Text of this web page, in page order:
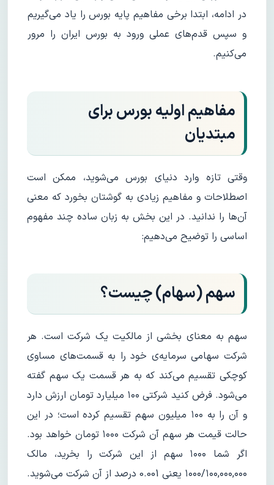
در ادامه، ابتدا برخی مفاهیم پایه بورس را یاد می‌گیریم
و سپس قدم‌های عملی ورود به بورس ایران را مرور
می‌کنیم.
مفاهیم اولیه بورس برای
مبتدیان
وقتی تازه وارد دنیای بورس می‌شوید، ممکن است
اصطلاحات و مفاهیم زیادی به گوشتان بخورد که معنی
آن‌ها را ندانید. در این بخش به زبان ساده چند مفهوم
اساسی را توضیح می‌دهیم:
سهم (سهام) چیست؟
سهم به معنای بخشی از مالکیت یک شرکت است. هر
شرکت سهامی سرمایه‌ی خود را به قسمت‌های مساوی
کوچکی تقسیم می‌کند که به هر قسمت یک سهم گفته
می‌شود. فرض کنید شرکتی ۱۰۰ میلیارد تومان ارزش دارد
و آن را به ۱۰۰ میلیون سهم تقسیم کرده است؛ در این
حالت قیمت هر سهم آن شرکت ۱۰۰۰ تومان خواهد بود.
اگر شما ۱۰۰۰ سهم از این شرکت را بخرید، مالک
۱۰۰۰/۱۰۰,۰۰۰,۰۰۰ یعنی 0.001 درصد از آن شرکت می‌شوید.